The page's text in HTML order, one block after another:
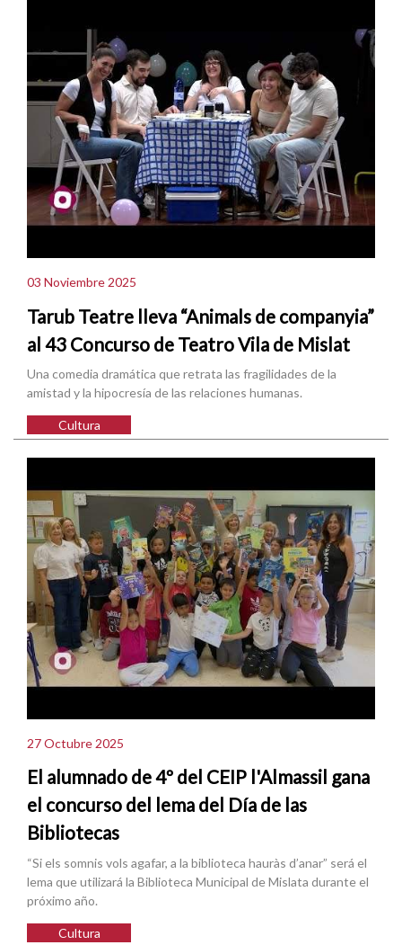
03 Noviembre 2025
Tarub Teatre lleva “Animals de companyia”
al 43 Concurso de Teatro Vila de Mislat
Una comedia dramática que retrata las fragilidades de la
amistad y la hipocresía de las relaciones humanas.
Cultura
27 Octubre 2025
El alumnado de 4º del CEIP l'Almassil gana
el concurso del lema del Día de las
Bibliotecas
“Si els somnis vols agafar, a la biblioteca hauràs d’anar” será el
lema que utilizará la Biblioteca Municipal de Mislata durante el
próximo año.
Cultura